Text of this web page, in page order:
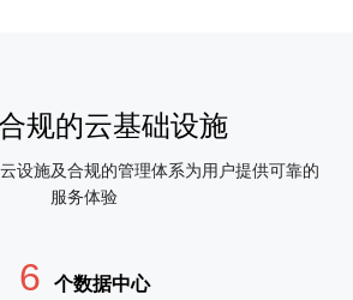
规的云基础设施
设施及合规的管理体系为用户提供可靠的
服务体验
6 个数据中心